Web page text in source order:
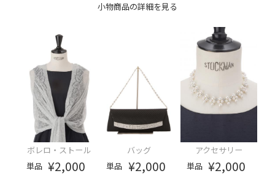
小物商品の詳細を見る
ボレロ・ストール
単品 ¥2,000
バッグ
単品 ¥2,000
アクセサリー
単品 ¥2,000